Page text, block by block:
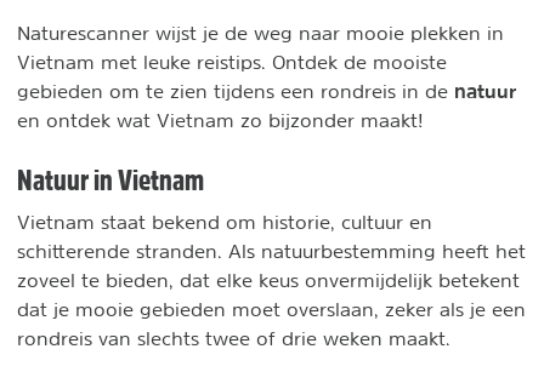
Naturescanner wijst je de weg naar mooie plekken in
Vietnam met leuke reistips. Ontdek de mooiste
gebieden om te zien tijdens een rondreis in de natuur
en ontdek wat Vietnam zo bijzonder maakt!
Natuur in Vietnam
Vietnam staat bekend om historie, cultuur en
schitterende stranden. Als natuurbestemming heeft het
zoveel te bieden, dat elke keus onvermijdelijk betekent
dat je mooie gebieden moet overslaan, zeker als je een
rondreis van slechts twee of drie weken maakt.